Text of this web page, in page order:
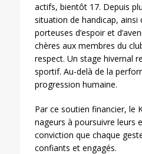
actifs, bientôt 17. Depuis
situation de handicap, ainsi
porteuses d’espoir et
chères aux membres du
respect. Un stage hivernal
sportif. Au-delà de la
progression humaine.
Par ce soutien financier, le
nageurs à poursuivre leurs
conviction que chaque
confiants et engagés.